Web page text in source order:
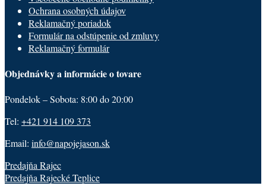
Ochrana osobných údajov
Reklamačný poriadok
Formulár na odstúpenie od zmluvy
Reklamačný formulár
Objednávky a informácie o tovare
Pondelok – Sobota: 8:00 do 20:00
Tel: +421 914 109 373
Email: info@napojejason.sk
Predajňa Rajec
Predajňa Rajecké Teplice